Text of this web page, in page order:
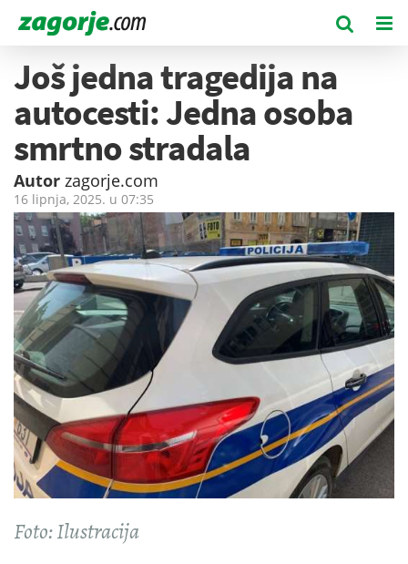
Još jedna tragedija na
autocesti: Jedna osoba
smrtno stradala
Autor zagorje.com
16 lipnja, 2025. u 07:35
Foto: Ilustracija